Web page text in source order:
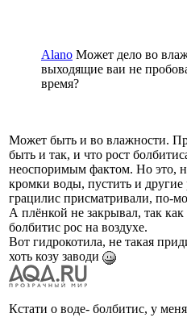
Alano Может дело во
выходящие ваи не
время?
Может быть и во влажности.
быть и так, и что рост
неоспоримым фактом. Но это,
кромки воды, пустить и другие
грацилис присматривали, по-
А плёнкой не закрывал, так
болбитис рос на воздухе.
Вот гидрокотила, не такая
хоть козу заводи
Кстати о воде- болбитис, у